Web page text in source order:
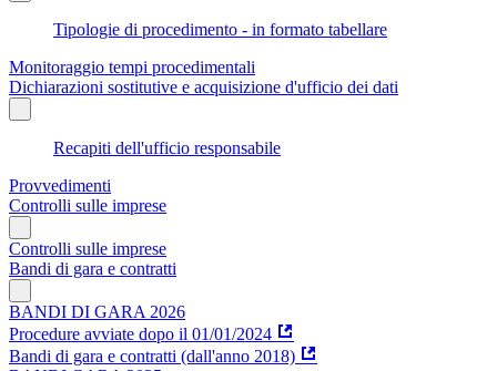
Tipologie di procedimento - in formato tabellare
Monitoraggio tempi procedimentali
Dichiarazioni sostitutive e acquisizione d'ufficio dei dati
Recapiti dell'ufficio responsabile
Provvedimenti
Controlli sulle imprese
Controlli sulle imprese
Bandi di gara e contratti
BANDI DI GARA 2026
Procedure avviate dopo il 01/01/2024
Bandi di gara e contratti (dall'anno 2018)